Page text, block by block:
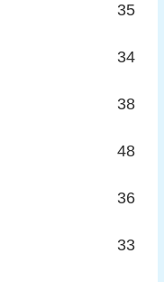
35
34
38
48
36
33